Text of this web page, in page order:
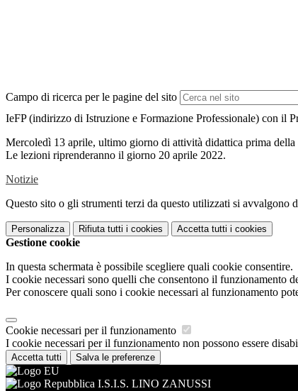
Campo di ricerca per le pagine del sito
IeFP (indirizzo di Istruzione e Formazione Professionale) con
Mercoledì 13 aprile, ultimo giorno di attività didattica prima della
Le lezioni riprenderanno il giorno 20 aprile 2022.
Notizie
Questo sito o gli strumenti terzi da questo utilizzati si
Personalizza Rifiuta tutti i cookies Accetta tutti i cookies
Gestione cookie
In questa schermata è possibile scegliere quali cookie consentire.
I cookie necessari sono quelli che consentono il funzionamento
Per conoscere quali sono i cookie necessari al funzionamento
Cookie necessari per il funzionamento
I cookie necessari per il funzionamento non possono essere
Accetta tutti Salva le preferenze
I.S.I.S. LINO ZANUSSI